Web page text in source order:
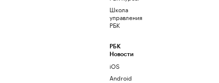
Школа
управления
РБК
РБК
Новости
iOS
Android